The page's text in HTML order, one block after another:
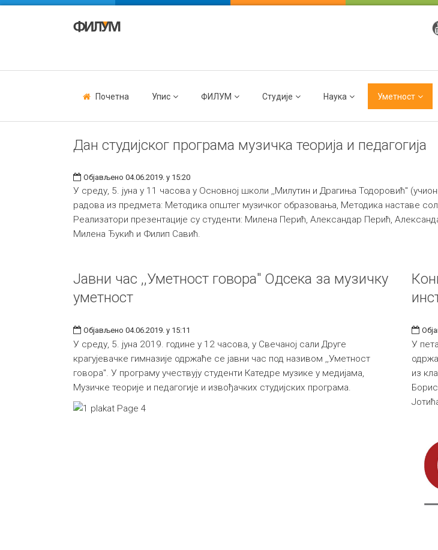
Почетна Упис ФИЛУМ Студије Наука Уметност
Дан студијског програма музичка теорија и педагогија
Објављено 04.06.2019. у 15:20
У среду, 5. јуна у 11 часова у Основној школи ,,Милутин и Драгиња Тодоровић"
радова из предмета: Методика општег музичког образовања, Методика наставе
Реализатори презентације су студенти: Милена Перић, Александар Перић,
Милена Ђукић и Филип Савић.
Јавни час ,,Уметност говора" Одсека за музичку
уметност
Објављено 04.06.2019. у 15:11
У среду, 5. јуна 2019. године у 12 часова, у Свечаној сали Друге
крагујевачке гимназије одржаће се јавни час под називом ,,Уметност
говора". У програму учествују студенти Катедре музике у медијама,
Музичке теорије и педагогије и извођачких студијских програма.
У
из